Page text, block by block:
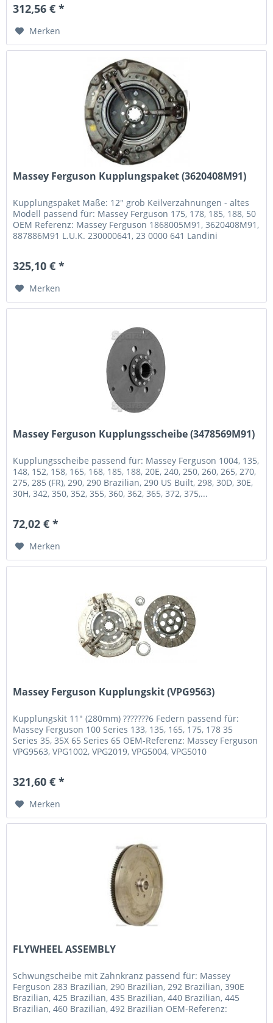
312,56 € *
Merken
Massey Ferguson Kupplungspaket (3620408M91)
Kupplungspaket Maße: 12" grob Keilverzahnungen - altes
Modell passend für: Massey Ferguson 175, 178, 185, 188, 50
OEM Referenz: Massey Ferguson 1868005M91, 3620408M91,
887886M91 L.U.K. 230000641, 23 0000 641 Landini
325,10 € *
Merken
Massey Ferguson Kupplungsscheibe (3478569M91)
Kupplungsscheibe passend für: Massey Ferguson 1004, 135,
148, 152, 158, 165, 168, 185, 188, 20E, 240, 250, 260, 265, 270,
275, 285 (FR), 290, 290 Brazilian, 290 US Built, 298, 30D, 30E,
30H, 342, 350, 352, 355, 360, 362, 365, 372, 375,...
72,02 € *
Merken
Massey Ferguson Kupplungskit (VPG9563)
Kupplungskit 11" (280mm) ???????6 Federn passend für:
Massey Ferguson 100 Series 133, 135, 165, 175, 178 35
Series 35, 35X 65 Series 65 OEM-Referenz: Massey Ferguson
VPG9563, VPG1002, VPG2019, VPG5004, VPG5010
321,60 € *
Merken
FLYWHEEL ASSEMBLY
Schwungscheibe mit Zahnkranz passend für: Massey
Ferguson 283 Brazilian, 290 Brazilian, 292 Brazilian, 390E
Brazilian, 425 Brazilian, 435 Brazilian, 440 Brazilian, 445
Brazilian, 460 Brazilian, 492 Brazilian OEM-Referenz: